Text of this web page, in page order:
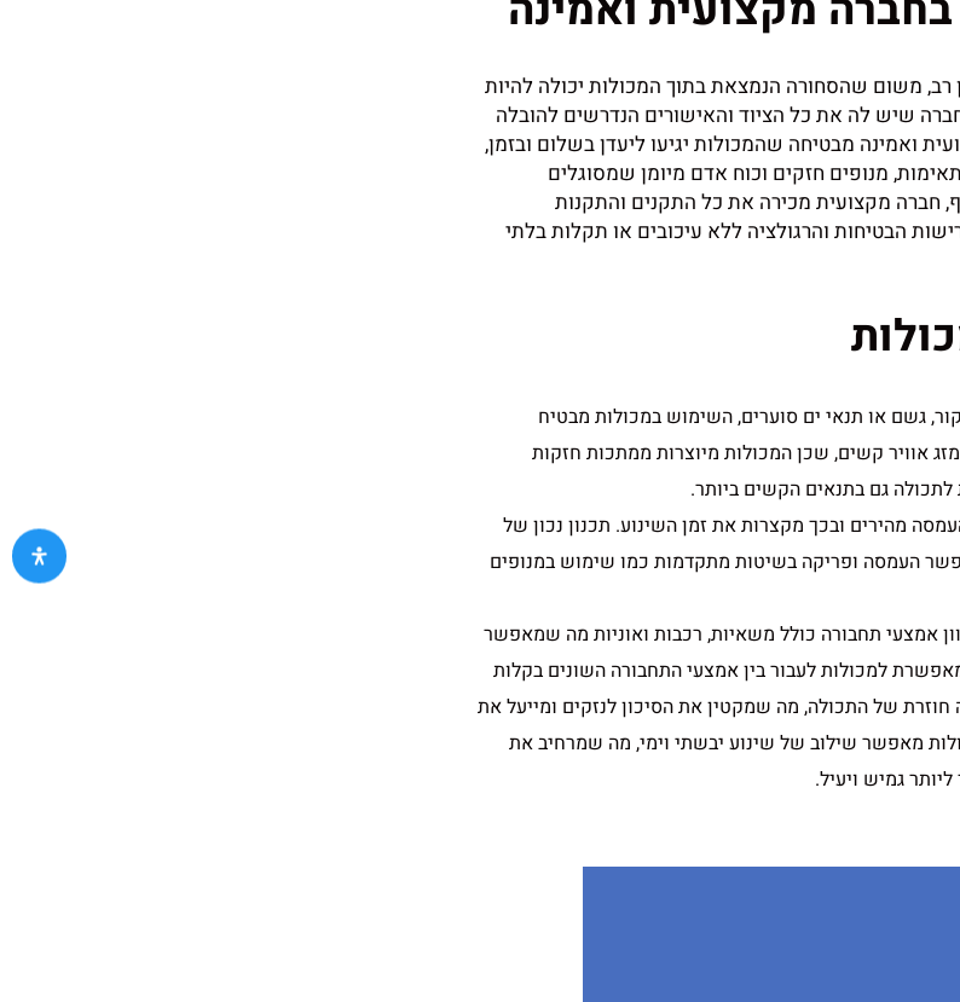
רב, משום שהסחורה הנמצאת בתוך המכולות יכולה להיות
שיש לה את כל הציוד והאישורים הנדרשים להובלה
ואמינה מבטיחה שהמכולות יגיעו ליעדן בשלום ובזמן,
מנופים חזקים וכוח אדם מיומן שמסוגלים
חברה מקצועית מכירה את כל התקנים והתקנות
הבטיחות והרגולציה ללא עיכובים או תקלות בלתי
גשם או תנאי ים סוערים, השימוש במכולות מבטיח
אוויר קשים, שכן המכולות מיוצרות ממתכות חזקות
גם בתנאים הקשים ביותר.
מהירים ובכך מקצרות את זמן השינוע. תכנון נכון של
העמסה ופריקה בשיטות מתקדמות כמו שימוש במנופים
אמצעי תחבורה כולל משאיות, רכבות ואוניות מה שמאפשר
למכולות לעבור בין אמצעי התחבורה השונים בקלות
חוזרת של התכולה, מה שמקטין את הסיכון לנזקים ומייעל את
מאפשר שילוב של שינוע יבשתי וימי, מה שמרחיב את
גמיש ויעיל.